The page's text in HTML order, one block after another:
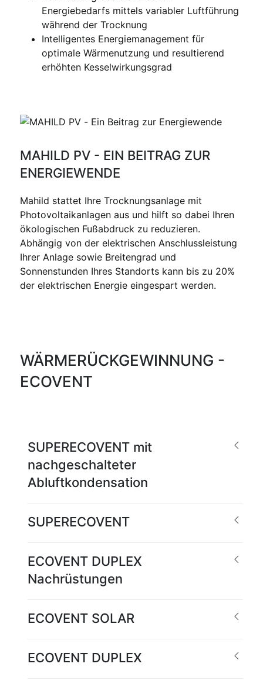
Energiebedarfs mittels variabler Luftführung
während der Trocknung
Intelligentes Energiemanagement für
optimale Wärmenutzung und resultierend
erhöhten Kesselwirkungsgrad
MAHILD PV - EIN BEITRAG ZUR
ENERGIEWENDE
Mahild stattet Ihre Trocknungsanlage mit
Photovoltaikanlagen aus und hilft so dabei Ihren
ökologischen Fußabdruck zu reduzieren.
Abhängig von der elektrischen Anschlussleistung
Ihrer Anlage sowie Breitengrad und
Sonnenstunden Ihres Standorts kann bis zu 20%
der elektrischen Energie eingespart werden.
WÄRMERÜCKGEWINNUNG -
ECOVENT
SUPERECOVENT mit
nachgeschalteter
Abluftkondensation
SUPERECOVENT
ECOVENT DUPLEX
Nachrüstungen
ECOVENT SOLAR
ECOVENT DUPLEX